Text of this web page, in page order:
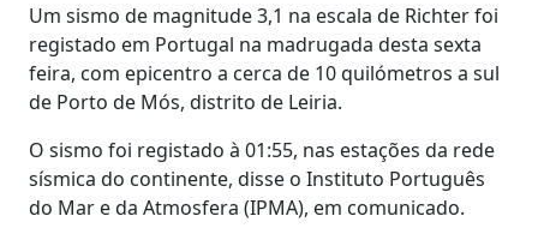
Um sismo de magnitude 3,1 na escala de Richter foi
registado em Portugal na madrugada desta sexta
feira, com epicentro a cerca de 10 quilómetros a sul
de Porto de Mós, distrito de Leiria.
O sismo foi registado à 01:55, nas estações da rede
sísmica do continente, disse o Instituto Português
do Mar e da Atmosfera (IPMA), em comunicado.